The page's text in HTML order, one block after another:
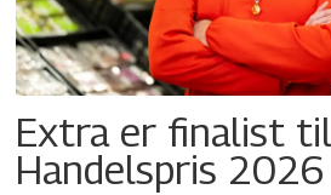
Extra er finalist
Handelspris 2026